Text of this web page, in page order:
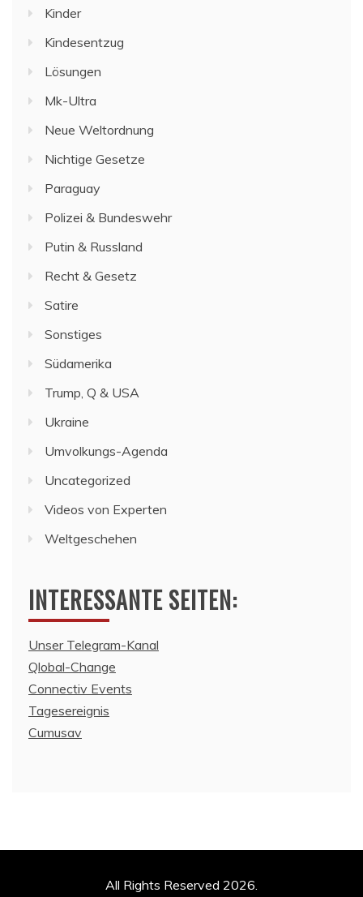
Kinder
Kindesentzug
Lösungen
Mk-Ultra
Neue Weltordnung
Nichtige Gesetze
Paraguay
Polizei & Bundeswehr
Putin & Russland
Recht & Gesetz
Satire
Sonstiges
Südamerika
Trump, Q & USA
Ukraine
Umvolkungs-Agenda
Uncategorized
Videos von Experten
Weltgeschehen
INTERESSANTE SEITEN:
Unser Telegram-Kanal
Qlobal-Change
Connectiv Events
Tagesereignis
Cumusav
All Rights Reserved 2026.